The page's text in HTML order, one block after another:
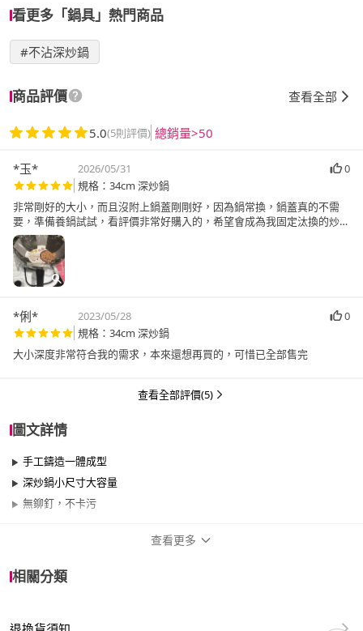
看更多「鍋具」熱門商品
#不沾深炒鍋
商品評價 查看全部
5.0(5則評價) 總銷量>50
*玉* 2026/05/31
0
規格：34cm 深炒鍋
非常剛好的大小，而且沒附上鍋蓋剛剛好，因為鍋常換，鍋蓋真的不需
要，準備養鍋試試，看評價非常好購入的，希望會成為我固定汰換的炒菜
鍋
*俐* 2023/05/28
0
規格：34cm 深炒鍋
大小深度非常符合我的需求，本來還想再買的，可惜已全部售完
查看全部評價(5)
圖文詳情
手工鑄造一體成型
深炒鍋小尺寸大容量
無鉚釘，不卡污
查看更多
相關分類